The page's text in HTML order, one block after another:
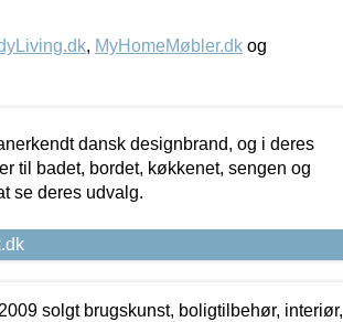
, MyHomeMøbler.dk og
dansk designbrand, og i deres
til badet, bordet, køkkenet, sengen og
se deres udvalg.
solgt brugskunst, boligtilbehør, interiør,